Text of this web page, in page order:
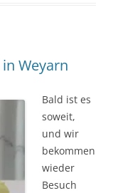
Weyarn
Bald ist es
soweit,
und wir
bekommen
wieder
Besuch